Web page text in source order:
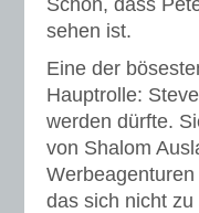
Schön, dass
sehen ist.
Eine der
Hauptrolle:
werden dürfte.
von Shalom
das sich nicht